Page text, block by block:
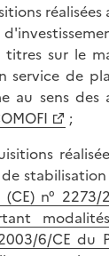
titres sur le
service de
au sens des
;
(CE) n°
6/CE du